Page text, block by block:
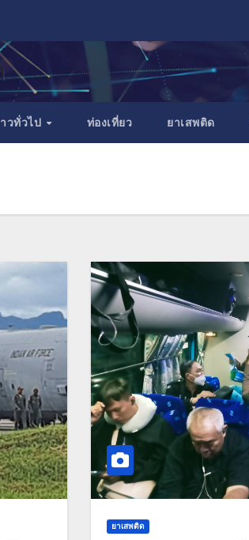
วทั่วไป ท่องเที่ยว ยาเสพติด
ยาเสพติด